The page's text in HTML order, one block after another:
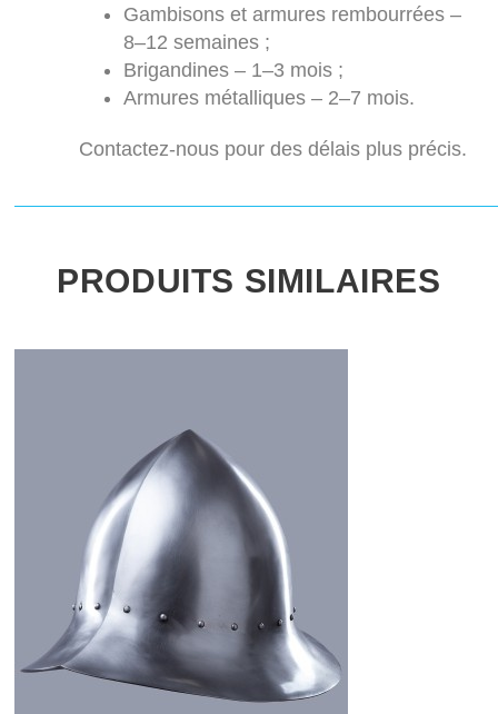
Gambisons et armures rembourrées –
8–12 semaines ;
Brigandines – 1–3 mois ;
Armures métalliques – 2–7 mois.
Contactez-nous pour des délais plus précis.
PRODUITS SIMILAIRES